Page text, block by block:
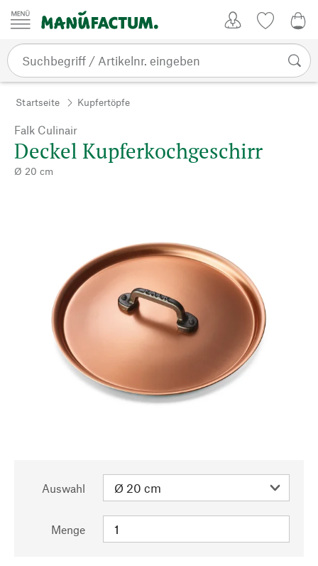
Zum Inhalt springen
Startseite Kupfertöpfe
Falk Culinair
Deckel Kupferkochgeschirr
Ø 20 cm
Auswahl
Menge